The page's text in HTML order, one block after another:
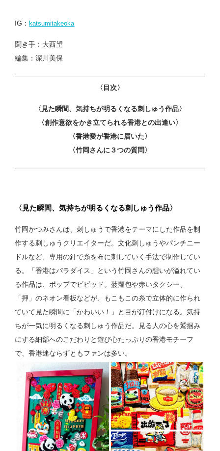
IG：katsumitakeoka
聞き手：大西望
編集：深川美保
〈目次〉
〈見た瞬間、気持ちが明るくなる刺しゅう作品〉
〈創作意欲をかき立てられる香港との出逢い〉
〈香港愛が香港に届いた〉
〈竹岡さんに３つの質問〉
〈見た瞬間、気持ちが明るくなる刺しゅう作品〉
竹岡かつみさんは、刺しゅうで香港をテーマにした作品を制
作する刺しゅうクリエイターだ。文化刺しゅうやパンチニー
ドルなど、専用の針で糸を布に刺していく手法で制作してい
る。「香港はパラダイス」という竹岡さんの想いが溢れてい
る作品は、ポップでビビッド。菠蘿包や赤いタクシー、
「押」のネオン看板などが、もこもこの糸で立体的に作られ
ていて見た瞬間に「かわいい！」と目が釘付けになる。気持
ちが一気に明るくなる刺しゅう作品だ。見る人の心を鷲掴み
にする細部へのこだわりと遊び心たっぷりの香港モチーフ
で、香港迷ならずともファンは多い。